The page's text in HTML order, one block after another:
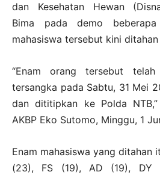
dan Kesehatan Hewan
Bima pada demo
mahasiswa tersebut kini
“Enam orang tersebut
tersangka pada Sabtu, 31 Mei
dan dititipkan ke Polda
AKBP Eko Sutomo, Minggu, 1
Enam mahasiswa yang ditahan
(23), FS (19), AD (19), DY